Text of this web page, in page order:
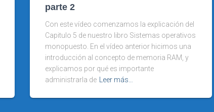
parte 2
Con este vídeo comenzamos la explicación del
Capitulo 5 de nuestro libro Sistemas operativos
monopuesto. En el vídeo anterior hicimos una
introducción al concepto de memoria RAM, y
explicamos por qué es importante
administrarla de
Leer más…